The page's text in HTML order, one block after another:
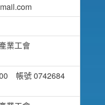
業工會
帳號 0742684